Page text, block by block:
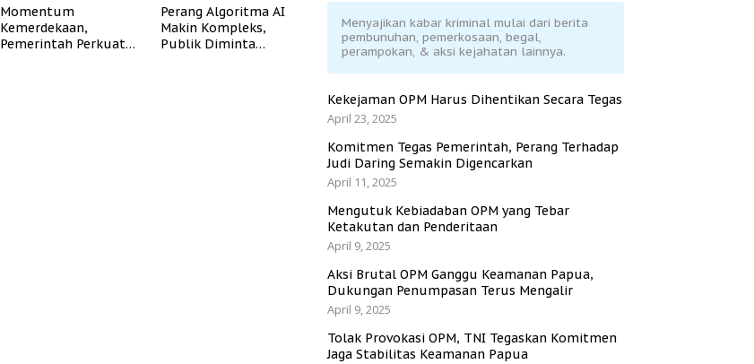
Momentum
Kemerdekaan,
Pemerintah Perkuat
Perang Algoritma AI
Makin Kompleks,
Publik Diminta
Menyajikan kabar kriminal mulai dari berita
pembunuhan, pemerkosaan, begal,
perampokan, & aksi kejahatan lainnya.
Kekejaman OPM Harus Dihentikan Secara Tegas
April 23, 2025
Komitmen Tegas Pemerintah, Perang Terhadap
Judi Daring Semakin Digencarkan
April 11, 2025
Mengutuk Kebiadaban OPM yang Tebar
Ketakutan dan Penderitaan
April 9, 2025
Aksi Brutal OPM Ganggu Keamanan Papua,
Dukungan Penumpasan Terus Mengalir
April 9, 2025
Tolak Provokasi OPM, TNI Tegaskan Komitmen
Jaga Stabilitas Keamanan Papua